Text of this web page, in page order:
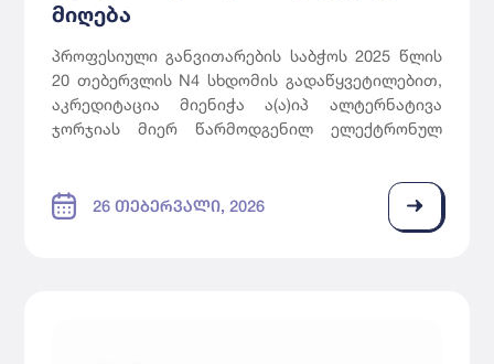
მიღება
პროფესიული განვითარების საბჭოს 2025 წლის
20 თებერვლის N4 სხდომის გადაწყვეტილებით,
აკრედიტაცია მიენიჭა ა(ა)იპ ალტერნატივა
ჯორჯიას მიერ წარმოდგენილ ელექტრონულ
დიაგნოზების მართვა, სტიმულატორების
მოხმარებით გამოწვეული დარღვევების მართვა
26 ᲗᲔᲑᲔᲠᲕᲐᲚᲘ, 2026